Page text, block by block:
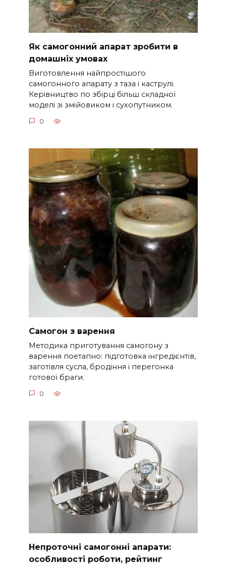
Як самогонний апарат зробити в
домашніх умовах
Виготовлення найпростішого
самогонного апарату з таза і каструлі.
Керівництво по збірці більш складної
моделі зі змійовиком і сухопутником.
0
Самогон з варення
Методика приготування самогону з
варення поетапно: підготовка інгредієнтів,
заготівля сусла, бродіння і перегонка
готової браги.
0
Непроточні самогонні апарати:
особливості роботи, рейтинг